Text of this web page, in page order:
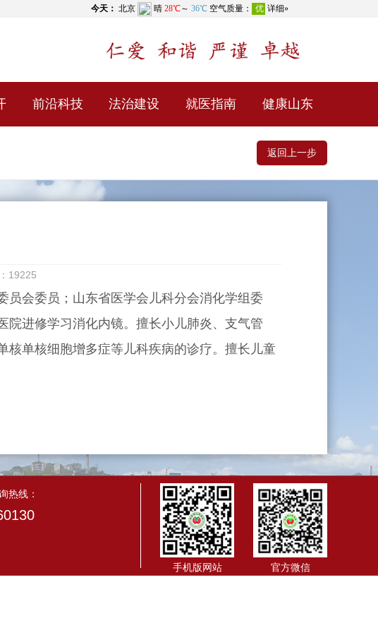
前沿科技 法治建设 就医指南 健康山东
返回上一步
19225
会委员；山东省医学会儿科分会消化学组委
院进修学习消化内镜。擅长小儿肺炎、支气管
核单核细胞增多症等儿科疾病的诊疗。擅长儿童
热线：
官方微信
手机版网站